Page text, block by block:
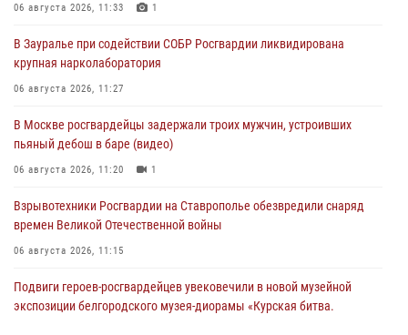
06 августа 2026, 11:33 1
В Зауралье при содействии СОБР Росгвардии ликвидирована
крупная нарколаборатория
06 августа 2026, 11:27
В Москве росгвардейцы задержали троих мужчин, устроивших
пьяный дебош в баре (видео)
06 августа 2026, 11:20 1
Взрывотехники Росгвардии на Ставрополье обезвредили снаряд
времен Великой Отечественной войны
06 августа 2026, 11:15
Подвиги героев‑росгвардейцев увековечили в новой музейной
экспозиции белгородского музея‑диорамы «Курская битва.